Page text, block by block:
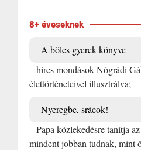
8+ éveseknek
A bölcs gyerek könyve
– híres mondások Nógrádi
élettörténeteivel illusztrálva;
Nyeregbe, srácok!
– Papa közlekedésre tanítja
mindent jobban tudnak, mint